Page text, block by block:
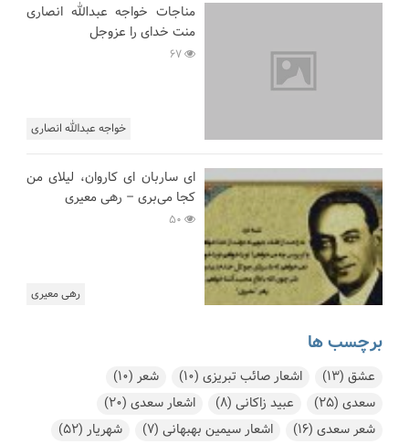
خواجه عبدالله انصاری
مناجات خواجه عبدالله انصاری
منت خدای را عزوجل
رهی معیری
ای ساربان ای کاروان، لیلای من
کجا می‌بری – رهی معیری
برچسب ها
عشق(13) اشعار صائب تبریزی(10) شعر(10)
سعدی(25) عبید زاکانی(8) اشعار سعدی(20)
شعر سعدی(16) اشعار سیمین بهبهانی(7) شهریار(52)